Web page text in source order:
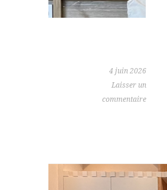
4 juin 2026
Laisser un
commentaire